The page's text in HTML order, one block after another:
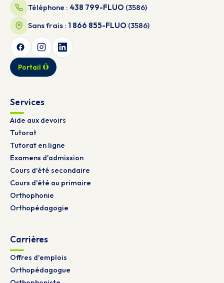
Téléphone : 438 799-FLUO (3586)
Sans frais : 1 866 855-FLUO (3586)
Portail
Services
Aide aux devoirs
Tutorat
Tutorat en ligne
Examens d'admission
Cours d'été secondaire
Cours d'été au primaire
Orthophonie
Orthopédagogie
Carrières
Offres d'emplois
Orthopédagogue